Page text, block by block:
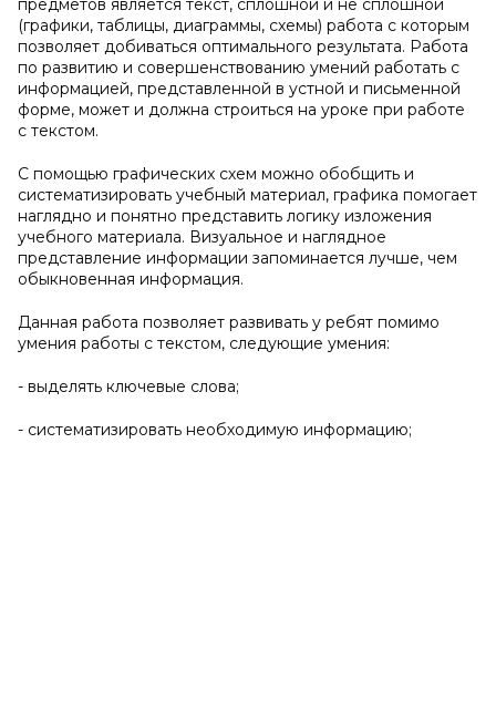
предметов является текст, сплошной и не сплошной
(графики, таблицы, диаграммы, схемы) работа с которым
позволяет добиваться оптимального результата. Работа
по развитию и совершенствованию умений работать с
информацией, представленной в устной и письменной
форме, может и должна строиться на уроке при работе
с текстом.
С помощью графических схем можно обобщить и
систематизировать учебный материал, графика помогает
наглядно и понятно представить логику изложения
учебного материала. Визуальное и наглядное
представление информации запоминается лучше, чем
обыкновенная информация.
Данная работа позволяет развивать у ребят помимо
умения работы с текстом, следующие умения:
- выделять ключевые слова;
- систематизировать необходимую информацию;